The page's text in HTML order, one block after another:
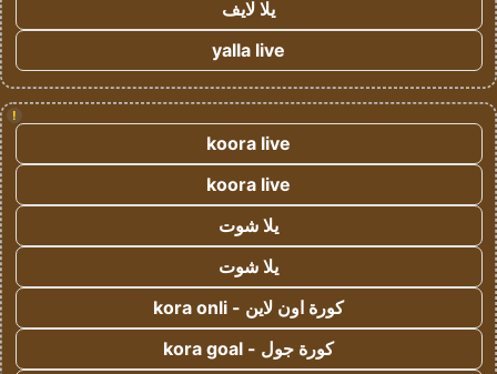
يلا لايف
yalla live
!
koora live
koora live
يلا شوت
يلا شوت
كورة اون لاين - kora onli
كورة جول - kora goal